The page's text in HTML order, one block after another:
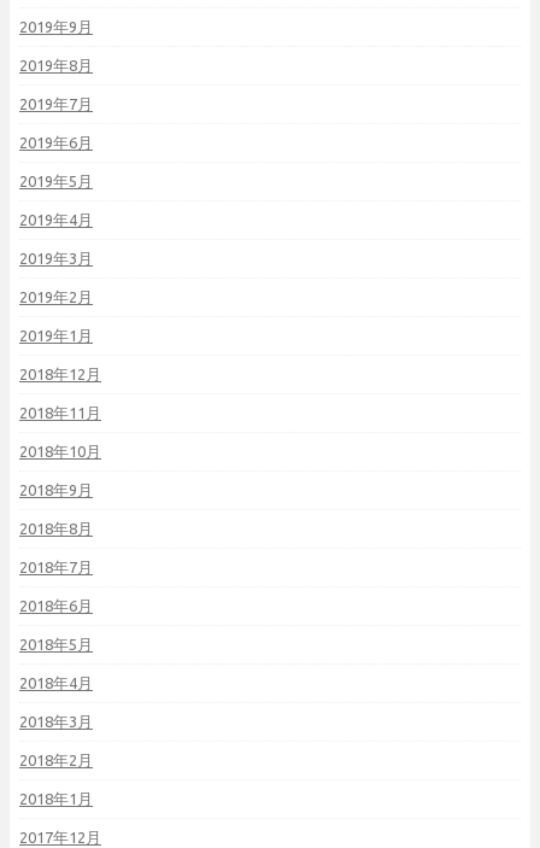
2019年9月
2019年8月
2019年7月
2019年6月
2019年5月
2019年4月
2019年3月
2019年2月
2019年1月
2018年12月
2018年11月
2018年10月
2018年9月
2018年8月
2018年7月
2018年6月
2018年5月
2018年4月
2018年3月
2018年2月
2018年1月
2017年12月